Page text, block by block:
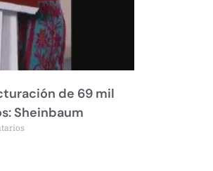
de 69 mil
Sheinbaum